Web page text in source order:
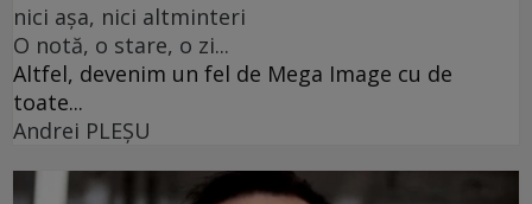
nici așa, nici altminteri
O notă, o stare, o zi...
Altfel, devenim un fel de Mega Image cu de
toate...
Andrei PLEŞU